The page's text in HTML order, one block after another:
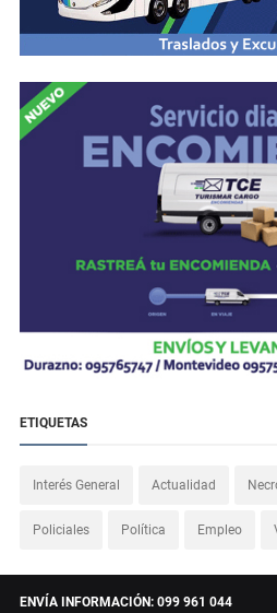
ETIQUETAS
Interés General Actualidad
Policiales Política Empleo
ENVÍA INFORMACIÓN: 099 961 044